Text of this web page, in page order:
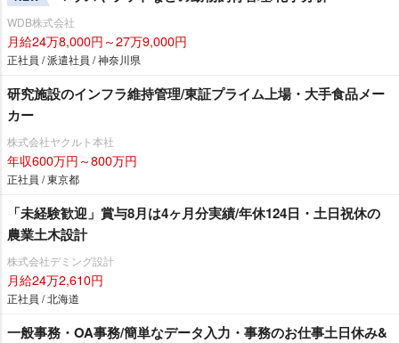
WDB株式会社
月給24万8,000円～27万9,000円
正社員 / 派遣社員 / 神奈川県
研究施設のインフラ維持管理/東証プライム上場・大手食品メー
カー
株式会社ヤクルト本社
年収600万円～800万円
正社員 / 東京都
「未経験歓迎」賞与8月は4ヶ月分実績/年休124日・土日祝休の
農業土木設計
株式会社デミング設計
月給24万2,610円
正社員 / 北海道
一般事務・OA事務/簡単なデータ入力・事務のお仕事土日休み&